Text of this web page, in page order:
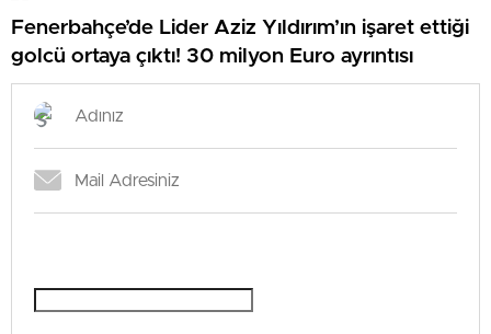
Fenerbahçe’de Lider Aziz Yıldırım’ın işaret ettiği
golcü ortaya çıktı! 30 milyon Euro ayrıntısı